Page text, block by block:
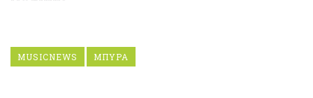
MUSICNEWS ΜΠΥΡΑ